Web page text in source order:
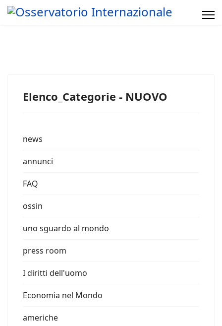
Elenco_Categorie - NUOVO
news
annunci
FAQ
ossin
uno sguardo al mondo
press room
I diritti dell'uomo
Economia nel Mondo
americhe